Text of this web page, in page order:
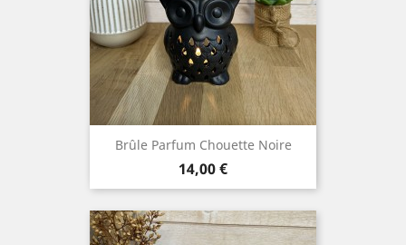
Brûle Parfum Chouette Noire
Prix
14,00 €